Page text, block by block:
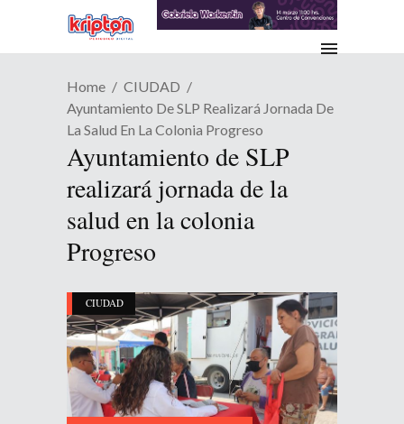
Home
CIUDAD
Ayuntamiento De SLP Realizará Jornada De
La Salud En La Colonia Progreso
Ayuntamiento de SLP
realizará jornada de la
salud en la colonia
Progreso
CIUDAD